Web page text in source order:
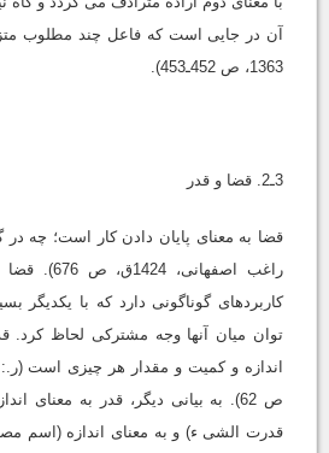
آن در جایى است که فاعل چند مطلوب
1363، ص 452ـ453).
3ـ2. قضا و قدر
قضا به معناى پایان دادن کار است؛ چه در
راغب
کاربردهاى گوناگونى دارد که با یکدیگر
توان میان آنها وجه مشترکى لحاظ کرد.
ص 62). به بیانى دیگر، قدر به معناى
قدرت الشى ء) و به معناى اندازه (اسم